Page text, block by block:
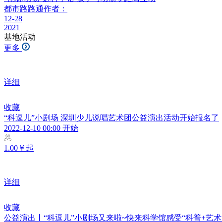
都市路路通作者：
12-28
2021
基地活动
更多
详细
收藏
“科逗儿”小剧场 深圳少儿说唱艺术团公益演出活动开始报名了
2022-12-10 00:00 开始
1.00￥起
详细
收藏
公益演出丨“科逗儿”小剧场又来啦~快来科学馆感受“科普+艺术